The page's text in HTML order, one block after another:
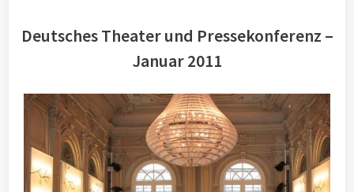
Deutsches Theater und Pressekonferenz –
Januar 2011